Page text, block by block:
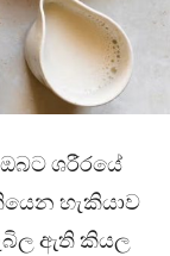
ශරීරයේ
හැකියාව
ඇති කියල